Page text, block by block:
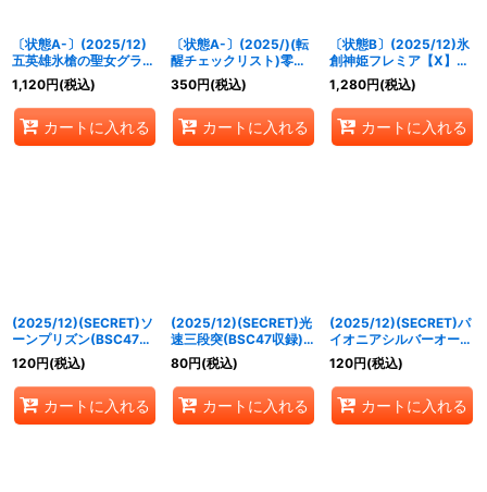
〔状態A-〕(2025/12)
五英雄氷槍の聖女グラフ
ィーラ【X】{BSC47-
RVX01}《白》
1,120円(税込)
カートに入れる
〔状態A-〕(2025/)(転
醒チェックリスト)零華
の姫君ミロスラーヴァ/
氷翼零装ミロスラーヴァ
【-】{BSC47-RV003}
《白》
350円(税込)
カートに入れる
〔状態B〕(2025/12)氷
創神姫フレミア【X】
{BSC47-X02}《白》
1,280円(税込)
カートに入れる
(2025/12)(SECRET)ソ
ーンプリズン(BSC47収
録)【R-SEC】{BS44-
RV009}《緑》
120円(税込)
カートに入れる
(2025/12)(SECRET)光
速三段突(BSC47収録)
【R-SEC】{BS44-
RV010}《白》
80円(税込)
カートに入れる
(2025/12)(SECRET)パ
イオニアシルバーオール
(BSC47収録)【C-
SEC】{BS52-029}
《白》
120円(税込)
カートに入れる